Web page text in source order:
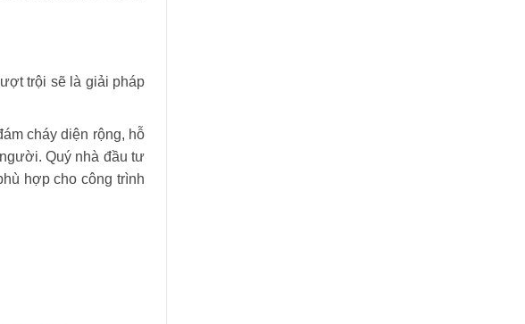
trội sẽ là giải pháp
cháy diện rộng, hỗ
Quý nhà đầu tư
hợp cho công trình